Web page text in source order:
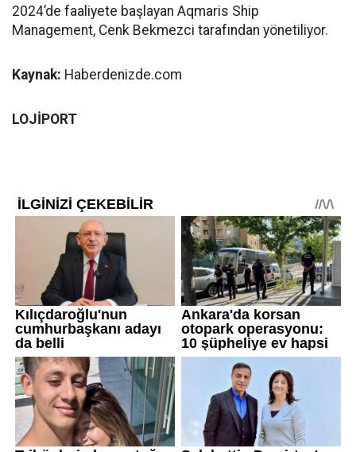
2024’de faaliyete başlayan Aqmaris Ship
Management, Cenk Bekmezci tarafından yönetiliyor.
Kaynak: Haberdenizde.com
LOJİPORT